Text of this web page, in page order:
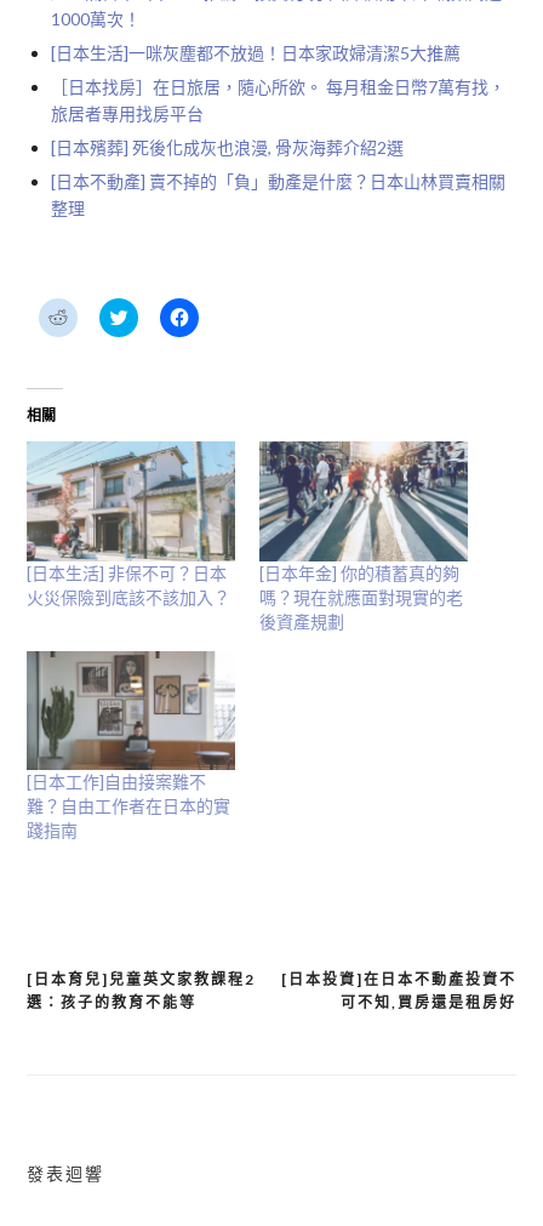
1000萬次！
[日本生活]一咪灰塵都不放過！日本家政婦清潔5大推薦
［日本找房］在日旅居，隨心所欲。 每月租金日幣7萬有找，
旅居者專用找房平台
[日本殯葬] 死後化成灰也浪漫, 骨灰海葬介紹2選
[日本不動產] 賣不掉的「負」動產是什麼？日本山林買賣相關
整理
分
享
開
啟)
分
享
開
啟)
按
一
新
視
窗
中
開
啟)
相關
[日本生活] 非保不可？日本
火災保險到底該不該加入？
[日本年金] 你的積蓄真的夠
嗎？現在就應面對現實的老
後資產規劃
[日本工作]自由接案難不
難？自由工作者在日本的實
踐指南
文
[日本投資]在日本不動產投資不
可不知,買房還是租房好
[日本育兒]兒童英文家教課程2
選：孩子的教育不能等
發表迴響